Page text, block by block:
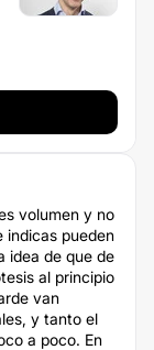
volumen y no
indicas pueden
idea de que de
al principio
van
y tanto el
a poco. En